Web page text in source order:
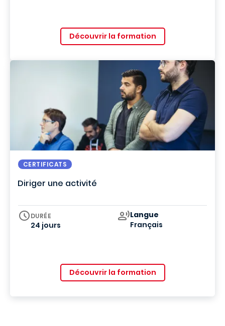
Découvrir la formation
CERTIFICATS
Diriger une activité
DURÉE
24 jours
Curriculum
Langue
Français
Découvrir la formation